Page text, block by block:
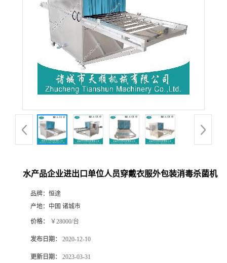
水产品企业进出口单位人员穿戴衣服外包装消毒杀菌机
品牌： 恒途
产地： 中国 诸城市
价格： ￥28000/台
发布日期： 2020-12-10
更新日期： 2023-03-31